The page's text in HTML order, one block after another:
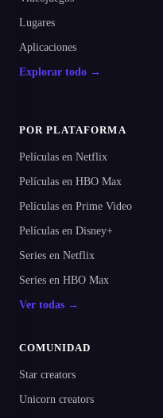
Lugares
Aplicaciones
Explorar todo →
POR PLATAFORMA
Películas en Netflix
Películas en HBO Max
Películas en Prime Video
Películas en Disney+
Series en Netflix
Series en HBO Max
Ver todas →
COMUNIDAD
Star creators
Unicorn creators